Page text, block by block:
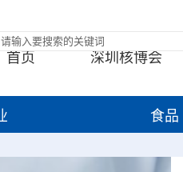
首页 深圳核博会
食品